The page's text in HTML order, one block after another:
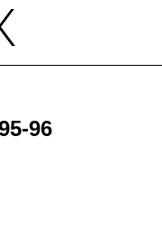
от банка, который
96